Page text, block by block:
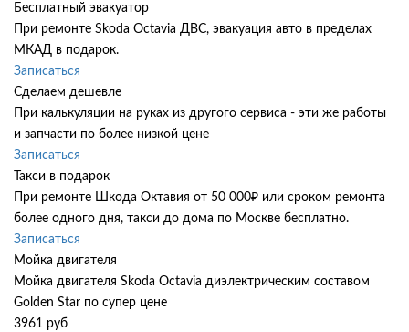
Бесплатный эвакуатор
При ремонте Skoda Octavia ДВС, эвакуация авто в пределах
МКАД в подарок.
Записаться
Сделаем дешевле
При калькуляции на руках из другого сервиса - эти же работы
и запчасти по более низкой цене
Записаться
Такси в подарок
При ремонте Шкода Октавия от 50 000₽ или сроком ремонта
более одного дня, такси до дома по Москве бесплатно.
Записаться
Мойка двигателя
Мойка двигателя Skoda Octavia диэлектрическим составом
Golden Star по супер цене
3961 руб